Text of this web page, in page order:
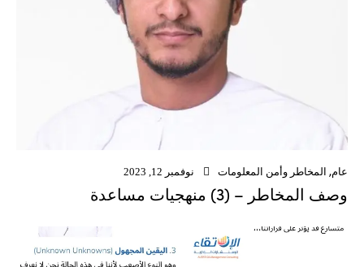
عام, المخاطر وأمن المعلومات نوفمبر 12, 2023
وصف المخاطر – (3) منهجيات مساعدة